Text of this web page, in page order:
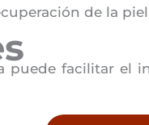
de la
puede facilitar el